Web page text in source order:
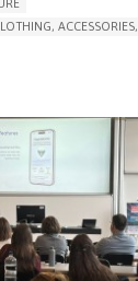
ACCESSORIES,
FAILURE
(EDEMA)
(NOCTURIA)
FALLS,